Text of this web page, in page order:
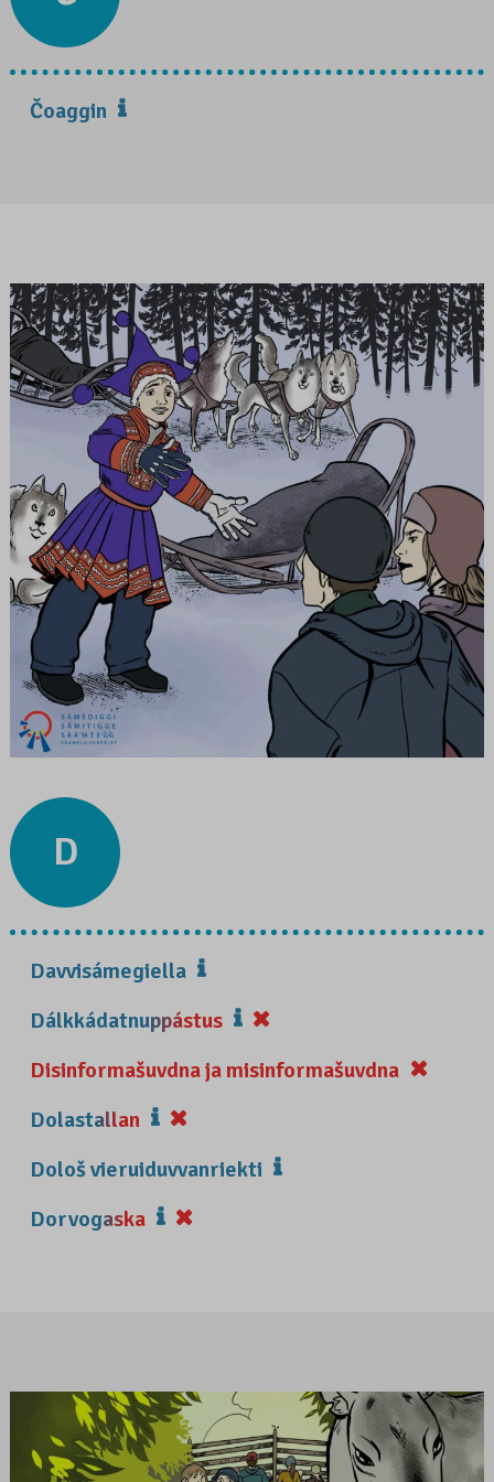
Čoaggin
D
Davvisámegiella
Dálkkádatnuppástus
Disinformašuvdna ja misinformašuvdna
Dolastallan
Dološ vieruiduvvanriekti
Dorvogaska